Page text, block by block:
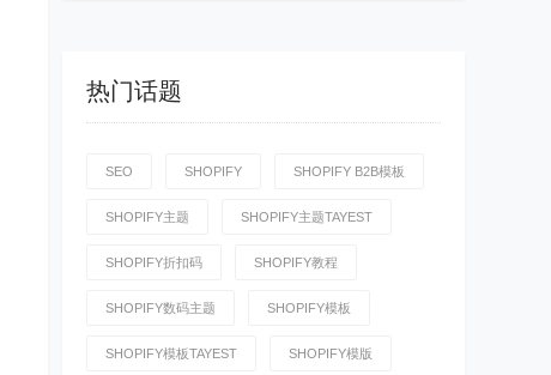
热门话题
SEO SHOPIFY SHOPIFY B2B模板
SHOPIFY主题 SHOPIFY主题TAYEST
SHOPIFY折扣码 SHOPIFY教程
SHOPIFY数码主题 SHOPIFY模板
SHOPIFY模板TAYEST SHOPIFY模版